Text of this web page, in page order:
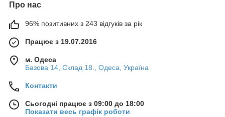
Про нас
96% позитивних з 243 відгуків за рік
Працює з 19.07.2016
м. Одеса
Базова 14, Склад 18., Одеса, Україна
Контакти
Сьогодні працює з 09:00 до 18:00
Показати весь графік роботи